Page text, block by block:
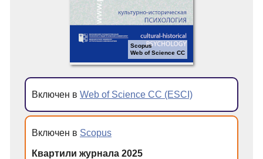
Scopus
Web of Science CC
Включен в Web of Science CC (ESCI)
Включен в Scopus
Квартили журнала 2025